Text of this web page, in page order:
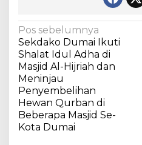
N
a
v
i
g
a
s
Pos sebelumnya
Sekdako Dumai Ikuti
Shalat Idul Adha di
Masjid Al-Hijriah dan
Meninjau
Penyembelihan
Hewan Qurban di
Beberapa Masjid Se-
Kota Dumai